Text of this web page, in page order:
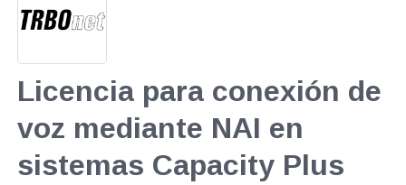
Licencia para conexión de
voz mediante NAI en
sistemas Capacity Plus